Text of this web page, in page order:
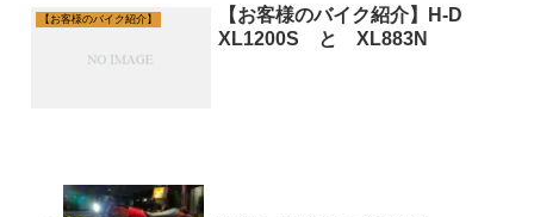
【お客様のバイク紹介】
【お客様のバイク紹介】H-D
XL1200S と XL883N